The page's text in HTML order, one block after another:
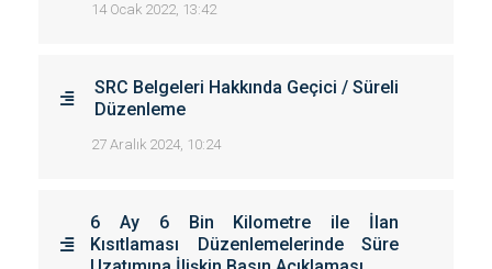
14 Ocak 2022, 13:42
SRC Belgeleri Hakkında Geçici / Süreli
Düzenleme
27 Aralık 2024, 10:24
6 Ay 6 Bin Kilometre ile İlan
Kısıtlaması Düzenlemelerinde Süre